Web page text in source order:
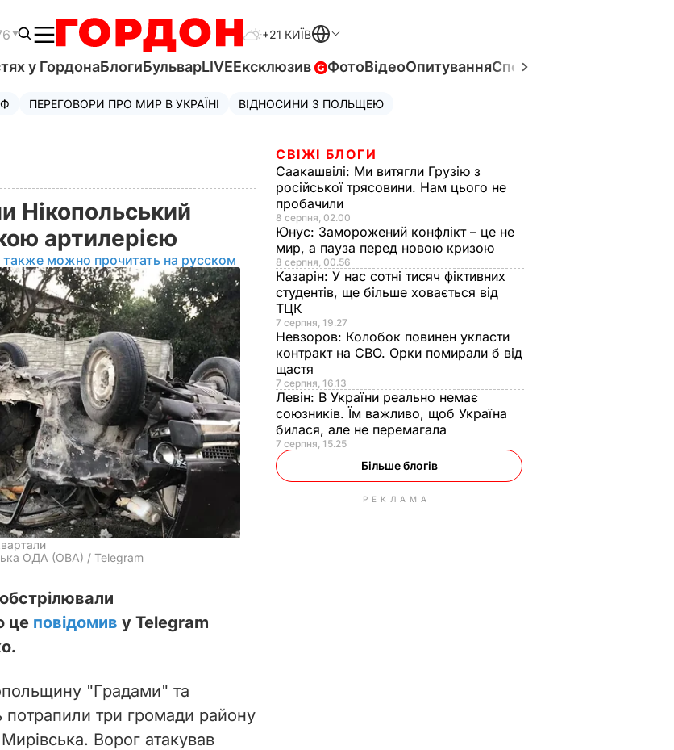
+21 КИЇВ
у ГордонаБлогиБульварLIVEЕксклюзив ФотоВідеоОпитуванняСпецпроєкти
ПЕРЕГОВОРИ ПРО МИР В УКРАЇНІ ВІДНОСИНИ З ПОЛЬЩЕЮ
Нікопольський
артилерією
можно прочитать на русском
ОДА (ОВА) / Telegram
це повідомив у Telegram
"Градами" та
три громади району
Ворог атакував
СВІЖІ БЛОГИ
Саакашвілі: Ми витягли Грузію з
російської трясовини. Нам цього не
пробачили
8 серпня, 02.00
Юнус: Заморожений конфлікт – це не
мир, а пауза перед новою кризою
8 серпня, 00.56
Казарін: У нас сотні тисяч фіктивних
студентів, ще більше ховається від
ТЦК
7 серпня, 19.27
Невзоров: Колобок повинен укласти
контракт на СВО. Орки помирали б від
щастя
7 серпня, 16.13
Левін: В України реально немає
союзників. Їм важливо, щоб Україна
билася, але не перемагала
7 серпня, 15.25
Більше блогів
РЕКЛАМА